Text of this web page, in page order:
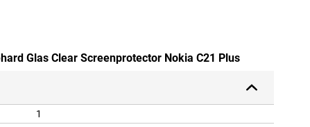
Glas Clear Screenprotector Nokia C21 Plus
1